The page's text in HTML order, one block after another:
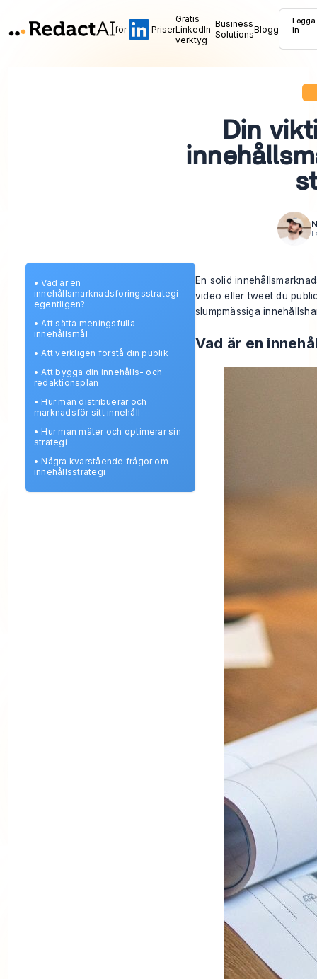
för Priser
Gratis
LinkedIn-
verktyg
Business
SolutionsBlogg
Logga
in
Din
•Vad är en
innehållsmarknadsföringsstrategi
egentligen?
•Att sätta meningsfulla
innehållsmål
•Att verkligen förstå din publik
•Att bygga din innehålls- och
redaktionsplan
• Hur man distribuerar och
marknadsför sitt innehåll
• Hur man mäter och optimerar sin
strategi
• Några kvarstående frågor om
innehållsstrategi
En solid
video eller tweet du
slumpmässiga
Vad är en